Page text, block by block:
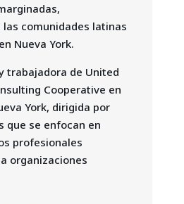
comunidades latinas
Nueva York.
trabajadora de United
Cooperative en
York, dirigida por
que se enfocan en
profesionales
organizaciones